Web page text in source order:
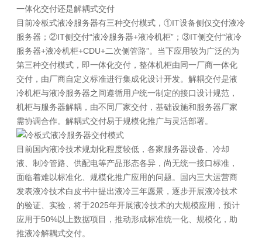
一体化交付还是解耦式交付
目前冷板式液冷服务器有三种交付模式，①IT设备侧仅交付液冷
服务器；②IT侧交付“液冷服务器+液冷机柜”；③IT侧交付“液冷
服务器+液冷机柜+CDU+二次侧管路”。当下应用较为广泛的为
第三种交付模式，即一体化交付，整体机柜由同一厂商一体化
交付，由厂商自定义标准进行集成化设计开发。解耦交付是液
冷机柜与液冷服务器之间遵循用户统一制定的接口设计规范，
机柜与服务器解耦，由不同厂家交付，基础设施和服务器厂家
需协调合作。解耦式交付易于规模化推广与灵活部署。
目前国内液冷技术规划化程度较低，各家服务器设备、冷却
液、制冷管路、供配电等产品形态各异，尚无统一接口标准，
面临着难以标准化、规模化推广应用的问题。国内三大运营商
发表液冷技术白皮书中提出液冷三年愿景，逐步开展液冷技术
的验证、实验，将于2025年开展液冷技术的大规模应用，预计
应用于50%以上数据项目，推动形成标准统一化、规模化，助
推液冷解耦式交付。